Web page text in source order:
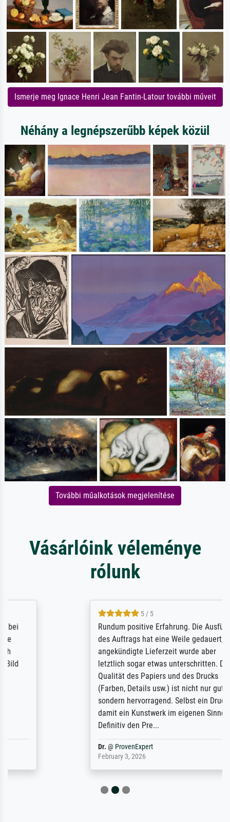
Ismerje meg Ignace Henri Jean Fantin-Latour további műveit
Néhány a legnépszerűbb képek közül
További műalkotások megjelenítése
Vásárlóink véleménye
rólunk
Rundum positive Erfahrung. Die Ausführung
des Auftrags hat eine Weile gedauert, die
angekündigte Lieferzeit wurde aber
letztlich sogar etwas unterschritten. Die
Qualität des Papiers und des Drucks
(Farben, Details usw.) ist nicht nur gut,
sondern hervorragend. Selbst ein Druck ist
damit ein Kunstwerk im eigenen Sinne.
Definitiv den Pre...